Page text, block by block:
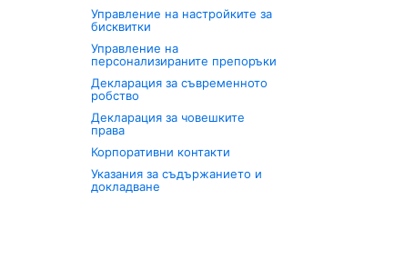
Управление на настройките за
бисквитки
Управление на
персонализираните препоръки
Декларация за съвременното
робство
Декларация за човешките
права
Корпоративни контакти
Указания за съдържанието и
докладване